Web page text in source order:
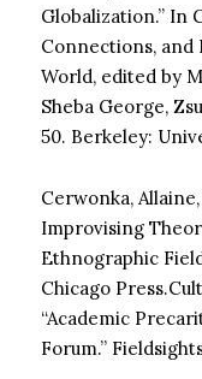
Globalization.” In
Connections,
World, edited by
Sheba George,
50. Berkeley:
Cerwonka,
Improvising
Ethnographic
Chicago
“Academic
Forum.”